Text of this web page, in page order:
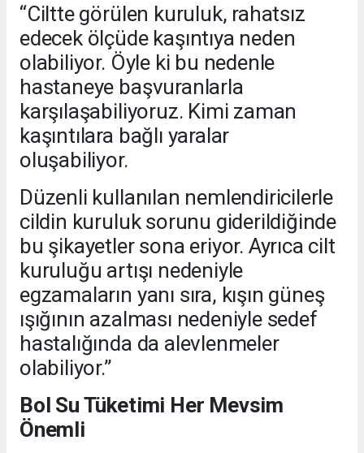
“Ciltte görülen kuruluk, rahatsız
edecek ölçüde kaşıntıya neden
olabiliyor. Öyle ki bu nedenle
hastaneye başvuranlarla
karşılaşabiliyoruz. Kimi zaman
kaşıntılara bağlı yaralar
oluşabiliyor.
Düzenli kullanılan nemlendiricilerle
cildin kuruluk sorunu giderildiğinde
bu şikayetler sona eriyor. Ayrıca cilt
kuruluğu artışı nedeniyle
egzamaların yanı sıra, kışın güneş
ışığının azalması nedeniyle sedef
hastalığında da alevlenmeler
olabiliyor.”
Bol Su Tüketimi Her Mevsim
Önemli